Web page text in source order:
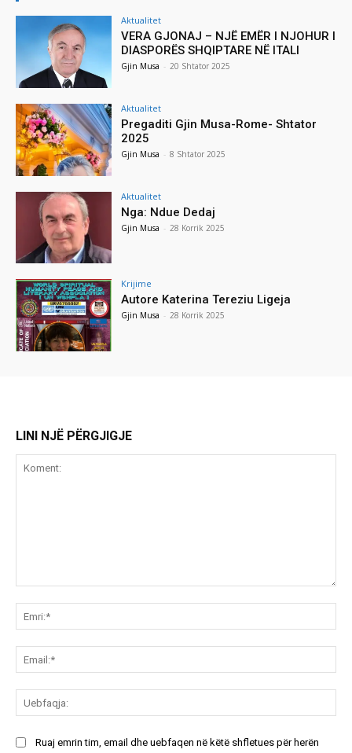
Aktualitet
VERA GJONAJ – NJË EMËR I NJOHUR I
DIASPORËS SHQIPTARE NË ITALI
Gjin Musa - 20 Shtator 2025
Aktualitet
Pregaditi Gjin Musa-Rome- Shtator
2025
Gjin Musa - 8 Shtator 2025
Aktualitet
Nga: Ndue Dedaj
Gjin Musa - 28 Korrik 2025
Krijime
Autore Katerina Tereziu Ligeja
Gjin Musa - 28 Korrik 2025
LINI NJË PËRGJIGJE
Ruaj emrin tim, email dhe uebfaqen në këtë shfletues për herën